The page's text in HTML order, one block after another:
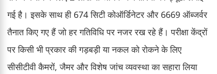
गई है। इसके साथ ही 674 सिटी कोऑर्डिनेटर और 6669 ऑब्जर्वर
तैनात किए गए हैं जो हर गतिविधि पर नजर रख रहे हैं। परीक्षा केंद्रों
पर किसी भी प्रकार की गड़बड़ी या नकल को रोकने के लिए
सीसीटीवी कैमरों, जैमर और विशेष जांच व्यवस्था का सहारा लिया